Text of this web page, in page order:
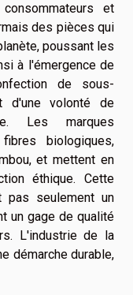
et
des pièces qui
poussant les
à l'émergence de
de sous-
d'une volonté de
Les marques
biologiques,
et mettent en
éthique. Cette
pas seulement un
un gage de qualité
L'industrie de la
démarche durable,